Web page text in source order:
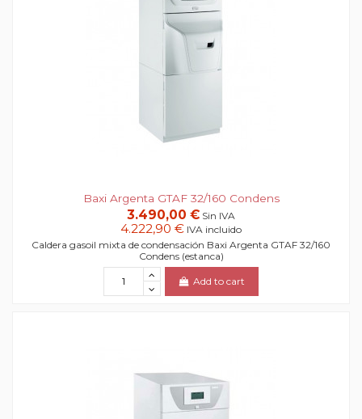
Baxi Argenta GTAF 32/160 Condens
3.490,00 € Sin IVA
4.222,90 € IVA incluido
Caldera gasoil mixta de condensación Baxi Argenta GTAF 32/160
Condens (estanca)
Add to cart